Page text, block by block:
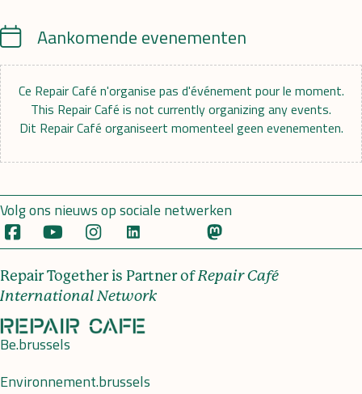
CalendarAankomende evenementen
Ce Repair Café n'organise pas d'événement pour le moment.
This Repair Café is not currently organizing any events.
Dit Repair Café organiseert momenteel geen evenementen.
Volg ons nieuws op sociale netwerken
Repair Together is Partner ofRepair Café
International Network
Be.brussels
Environnement.brussels